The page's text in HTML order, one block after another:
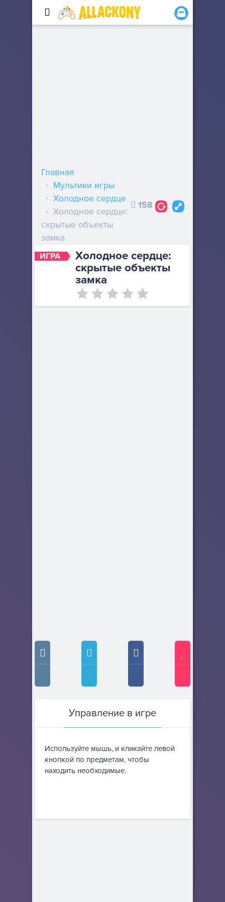
ИГРА
Холодное сердце:
скрытые объекты
замка
Главная
Мультики игры
Холодное сердце
Холодное сердце:
скрытые объекты
замка
158
Управление в игре
Используйте мышь, и кликайте левой
кнопкой по предметам, чтобы
находить необходимые.